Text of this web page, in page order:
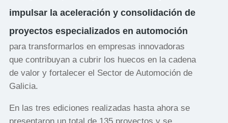
impulsar la aceleración y consolidación de
proyectos especializados en automoción
para transformarlos en empresas innovadoras
que contribuyan a cubrir los huecos en la cadena
de valor y fortalecer el Sector de Automoción de
Galicia.
En las tres ediciones realizadas hasta ahora se